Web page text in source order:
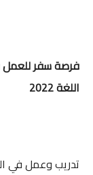
اللغة 2022
تدريب وعمل في